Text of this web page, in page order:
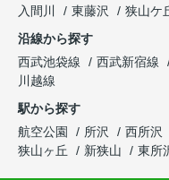
入間川
東藤沢 狭山ケ
沿線から探す
西武池袋線
西武新宿線
川越線
駅から探す
航空公園
所沢 西所沢
狭山ヶ丘
新狭山 東所